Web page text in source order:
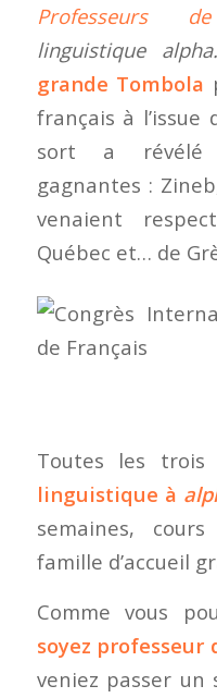
Professeurs
linguistique
grande Tombola
français à
sort a révélé
gagnantes :
venaient
Québec et… de
Toutes les trois
linguistique à
semaines,
famille d’accueil
Comme vous
soyez professeur
veniez passer un